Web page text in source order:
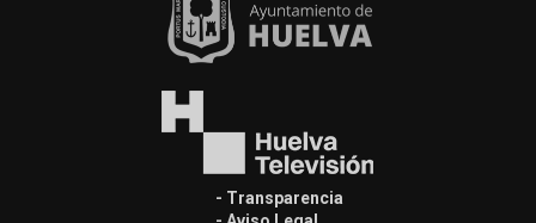
- Transparencia